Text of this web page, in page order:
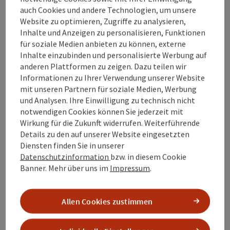
Traktorerlebnis für Alle! Schöne Plätze entdecken, den
Alltag entschleunigen, eine geführte Wanderung
mitmachen, Wissenswertes erfahren, Ausblicke ins
idyllische Innviertel genießen – auf den
Traktorrundfahrten durch die malerische Gegend warten
vielerlei Erlebnisse für die ganze Familie! Max Freyer bringt
euch mit dem Steyr-Traktor, genannt “Rudi“ in die
Innviertler Natur.
Mettmach
Öffnungszeiten
Bruckweg
Der Bruckweg am Leitensteig
Waldzell
Öffnungszeiten
Montag geöffnet
Dienstag geöffnet
Mittwoch geöffnet
Donnerstag geöffnet
Freitag geöffnet
Samstag geöffnet
SOSonntag geöffnet
FEFeiertag geöffnet
auch Cookies und andere Technologien, um unsere
Website zu optimieren, Zugriffe zu analysieren,
Inhalte und Anzeigen zu personalisieren, Funktionen
für soziale Medien anbieten zu können, externe
Inhalte einzubinden und personalisierte Werbung auf
anderen Plattformen zu zeigen. Dazu teilen wir
Informationen zu Ihrer Verwendung unserer Website
mit unseren Partnern für soziale Medien, Werbung
und Analysen. Ihre Einwilligung zu technisch nicht
notwendigen Cookies können Sie jederzeit mit
Wirkung für die Zukunft widerrufen. Weiterführende
Details zu den auf unserer Website eingesetzten
Diensten finden Sie in unserer
Datenschutzinformation bzw. in diesem Cookie
Banner. Mehr über uns im Impressum.
Allen Cookies zustimmen